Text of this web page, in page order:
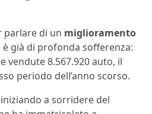
parlare di un miglioramento
già di profonda sofferenza:
vendute 8.567.920 auto, il
periodo dell’anno scorso.
a sorridere del